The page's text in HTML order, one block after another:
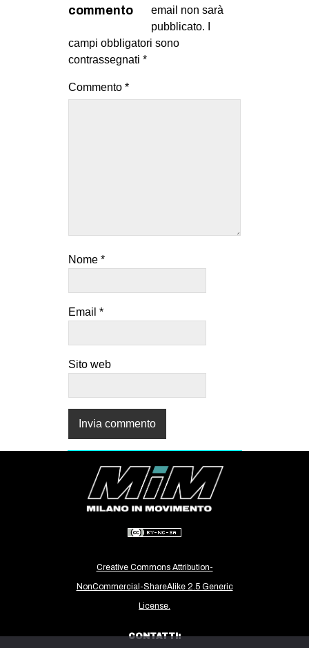
commento
email non sarà
pubblicato.
campi obbligatori sono
contrassegnati *
Commento *
Nome *
Email *
Sito web
Creative Commons Attribution-
NonCommercial-ShareAlike 2.5 Generic
License.
CONTATTI: